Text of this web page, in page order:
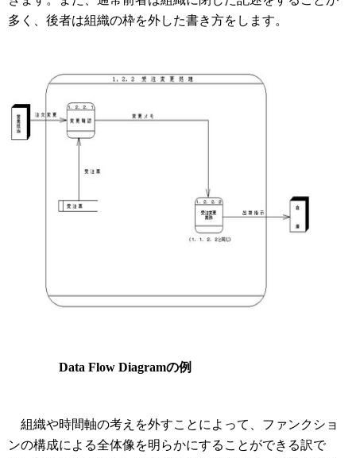
多く、後者は組織の枠を外した書き方をします。
Data Flow Diagramの例
組織や時間軸の考えを外すことによって、ファンクショ
ンの構成による全体像を明らかにすることができる訳で